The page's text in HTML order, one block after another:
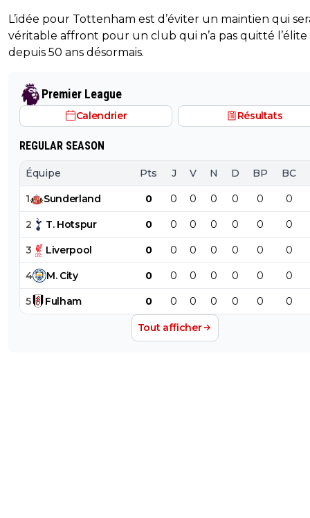
L’idée pour Tottenham est d’éviter un maintien qui
véritable affront pour un club qui n’a pas quitté l’élite
depuis 50 ans désormais.
Premier League
Calendrier Résultats
REGULAR SEASON
Équipe Pts J V N D BP BC
1 Sunderland 0 0 0 0 0 0 0
2 T. Hotspur 0 0 0 0 0 0 0
3 Liverpool 0 0 0 0 0 0 0
4 M. City 0 0 0 0 0 0 0
5 Fulham 0 0 0 0 0 0 0
Tout afficher